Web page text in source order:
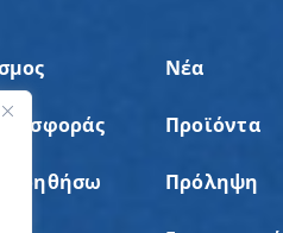
Βοηθήσω
Νέα
Προϊόντα
Πρόληψη